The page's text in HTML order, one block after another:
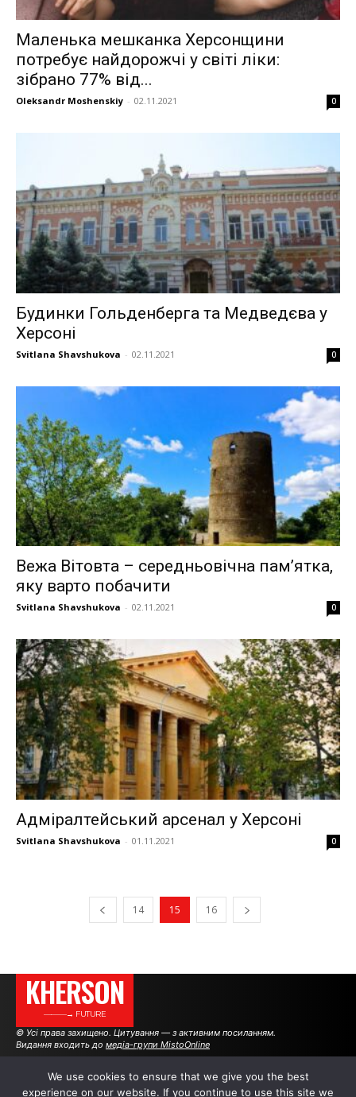
Маленька мешканка Херсонщини
потребує найдорожчі у світі ліки:
зібрано 77% від...
Oleksandr Moshenskiy - 02.11.2021 0
Будинки Гольденберга та Медведєва у
Херсоні
Svitlana Shavshukova - 02.11.2021 0
Вежа Вітовта – середньовічна пам’ятка,
яку варто побачити
Svitlana Shavshukova - 02.11.2021 0
Адміралтейський арсенал у Херсоні
Svitlana Shavshukova - 01.11.2021 0
14 15 16
KHERSON
———→ FUTURE
© Усі права захищено. Цитування — з активним посиланням.
Видання входить до медіа-групи MistoOnline
АВТОРИ РЕКЛАМА НА САЙТІ
We use cookies to ensure that we give you the best
experience on our website. If you continue to use this site we